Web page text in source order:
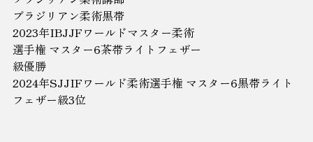
ブラジリアン柔術黒帯
2023年IBJJFワールドマスター柔術
選手権 マスター6茶帯ライトフェザー
級優勝
2024年SJJIFワールド柔術選手権 マスター6黒帯ライト
フェザー級3位